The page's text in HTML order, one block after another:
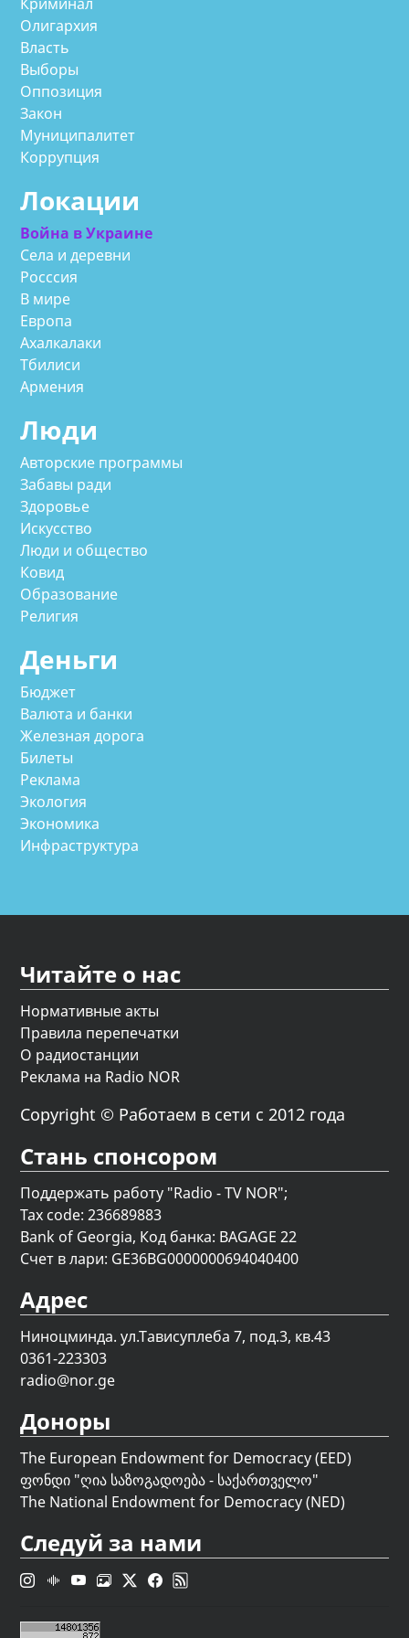
Олигархия
Власть
Выборы
Оппозиция
Закон
Муниципалитет
Коррупция
Локации
Война в Украине
Села и деревни
Росссия
В мире
Европа
Ахалкалаки
Тбилиси
Армения
Люди
Авторские программы
Забавы ради
Здоровье
Искусство
Люди и общество
Ковид
Образование
Религия
Деньги
Бюджет
Валюта и банки
Железная дорога
Билеты
Реклама
Экология
Экономика
Инфраструктура
Читайте о нас
Нормативные акты
Правила перепечатки
О радиостанции
Реклама на Radio NOR
Copyright © Работаем в сети с 2012 года
Стань спонсором
Поддержать работу "Radio - TV NOR";
Tax code: 236689883
Bank of Georgia, Код банка: BAGAGE 22
Счет в лари: GE36BG0000000694040400
Адрес
Ниноцминда. ул.Тависуплеба 7, под.3, кв.43
0361-223303
radio@nor.ge
Доноры
The European Endowment for Democracy (EED)
ფონდი "ღია საზოგადოება - საქართველო"
The National Endowment for Democracy (NED)
Следуй за нами